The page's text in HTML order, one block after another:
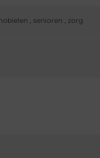
, senioren , zorg